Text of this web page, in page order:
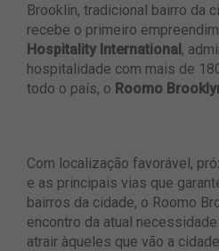
Brooklin, tradicional bairro da
recebe o primeiro
Hospitality International ,
hospitalidade com mais de
todo o país, o Roomo
Com localização favorável,
e as principais vias que
bairros da cidade, o Roomo
encontro da atual
atrair àqueles que vão a